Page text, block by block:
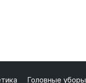
Головные уборы